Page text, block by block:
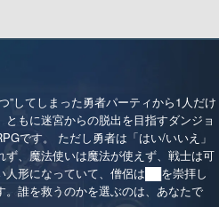
”してしまった勇者パーティから1人だけ
ともに迷宮からの脱出を目指すダンジョ
です。 ただし勇者は「はい/いいえ」
ず、魔法使いは魔法が使えず、戦士は可
人形になっていて、僧侶は██を崇拝し
。誰を救うのかを選ぶのは、あなたで